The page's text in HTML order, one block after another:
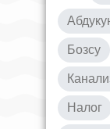
Бозсу
Налог